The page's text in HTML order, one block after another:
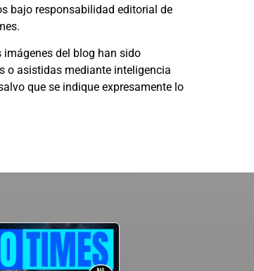
bajo responsabilidad editorial de
imágenes del blog han sido
o asistidas mediante inteligencia
que se indique expresamente lo